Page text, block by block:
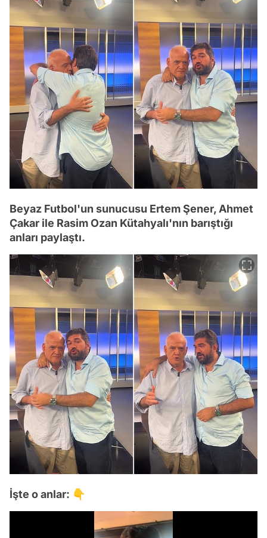
Beyaz Futbol'un sunucusu Ertem Şener, Ahmet
Çakar ile Rasim Ozan Kütahyalı'nın barıştığı
anları paylaştı.
İşte o anlar: 👇